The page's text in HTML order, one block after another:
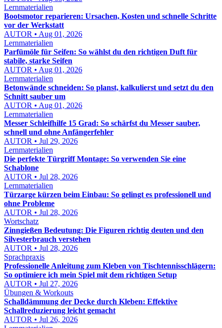
Lernmaterialien
Bootsmotor reparieren: Ursachen, Kosten und schnelle Schritte
vor der Werkstatt
AUTOR • Aug 01, 2026
Lernmaterialien
Parfümöle für Seifen: So wählst du den richtigen Duft für
stabile, starke Seifen
AUTOR • Aug 01, 2026
Lernmaterialien
Betonwände schneiden: So planst, kalkulierst und setzt du den
Schnitt sauber um
AUTOR • Aug 01, 2026
Lernmaterialien
Messer Schleifhilfe 15 Grad: So schärfst du Messer sauber,
schnell und ohne Anfängerfehler
AUTOR • Jul 29, 2026
Lernmaterialien
Die perfekte Türgriff Montage: So verwenden Sie eine
Schablone
AUTOR • Jul 28, 2026
Lernmaterialien
Türzarge kürzen beim Einbau: So gelingt es professionell und
ohne Probleme
AUTOR • Jul 28, 2026
Wortschatz
Zinngießen Bedeutung: Die Figuren richtig deuten und den
Silvesterbrauch verstehen
AUTOR • Jul 28, 2026
Sprachpraxis
Professionelle Anleitung zum Kleben von Tischtennisschlägern:
So optimiere ich mein Spiel mit dem richtigen Setup
AUTOR • Jul 27, 2026
Übungen & Workouts
Schalldämmung der Decke durch Kleben: Effektive
Schallreduzierung leicht gemacht
AUTOR • Jul 26, 2026